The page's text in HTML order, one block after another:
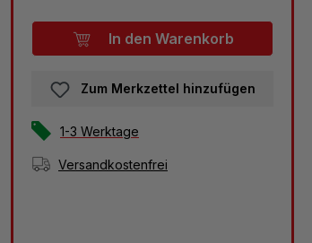
In den Warenkorb
Zum Merkzettel hinzufügen
1-3 Werktage
Versandkostenfrei